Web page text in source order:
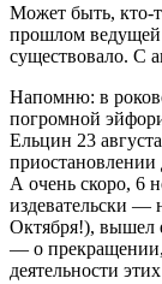
Может быть, кто-
прошлом ведущей
существовало. С
Напомню: в
погромной
Ельцин 23
А очень скоро, 6
издевательски —
Октября!), вышел
— о прекращении,
деятельности